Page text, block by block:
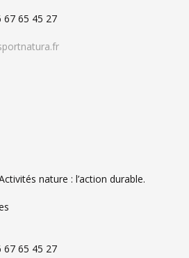
67 65 45 27
nature : l’action durable.
67 65 45 27